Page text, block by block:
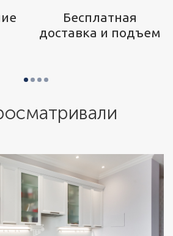
Бесплатная
доставка и подъем